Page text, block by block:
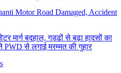
मार्ग बदहाल, गड्ढों से बढ़ा हादसों का
PWD से लगाई मरम्मत की गुहार